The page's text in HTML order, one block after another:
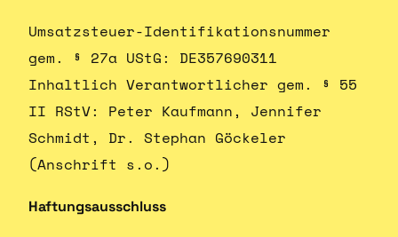
Umsatzsteuer-Identifikationsnummer
gem. § 27a UStG: DE357690311
Inhaltlich Verantwortlicher gem. § 55
II RStV: Peter Kaufmann, Jennifer
Schmidt, Dr. Stephan Göckeler
(Anschrift s.o.)
Haftungsausschluss